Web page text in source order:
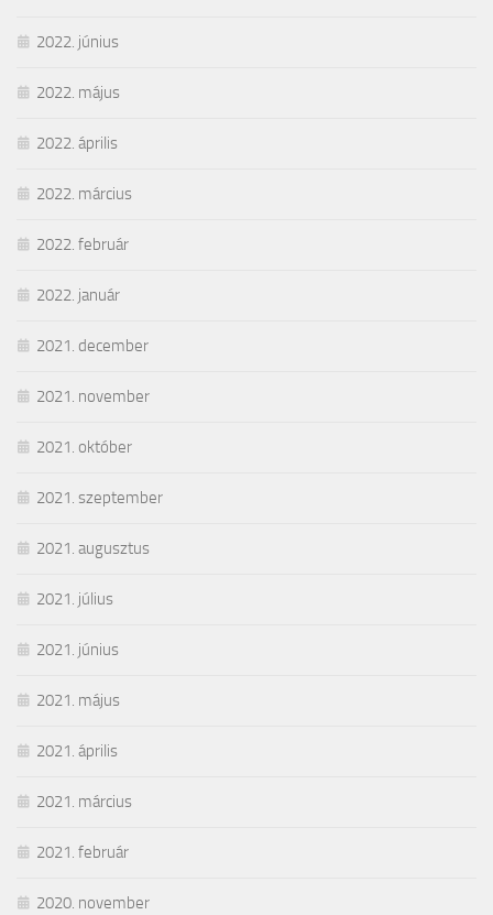
2022. június
2022. május
2022. április
2022. március
2022. február
2022. január
2021. december
2021. november
2021. október
2021. szeptember
2021. augusztus
2021. július
2021. június
2021. május
2021. április
2021. március
2021. február
2020. november